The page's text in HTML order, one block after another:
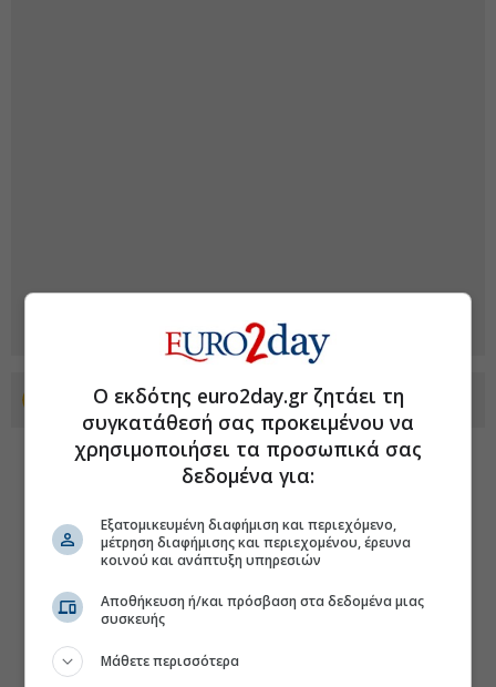
Προσθέστε το euro2day.gr στο Discover
Ο εκδότης euro2day.gr ζητάει τη
συγκατάθεσή σας προκειμένου να
χρησιμοποιήσει τα προσωπικά σας
δεδομένα για:
Εξατομικευμένη διαφήμιση και περιεχόμενο,
μέτρηση διαφήμισης και περιεχομένου, έρευνα
κοινού και ανάπτυξη υπηρεσιών
Αποθήκευση ή/και πρόσβαση στα δεδομένα μιας
συσκευής
Μάθετε περισσότερα